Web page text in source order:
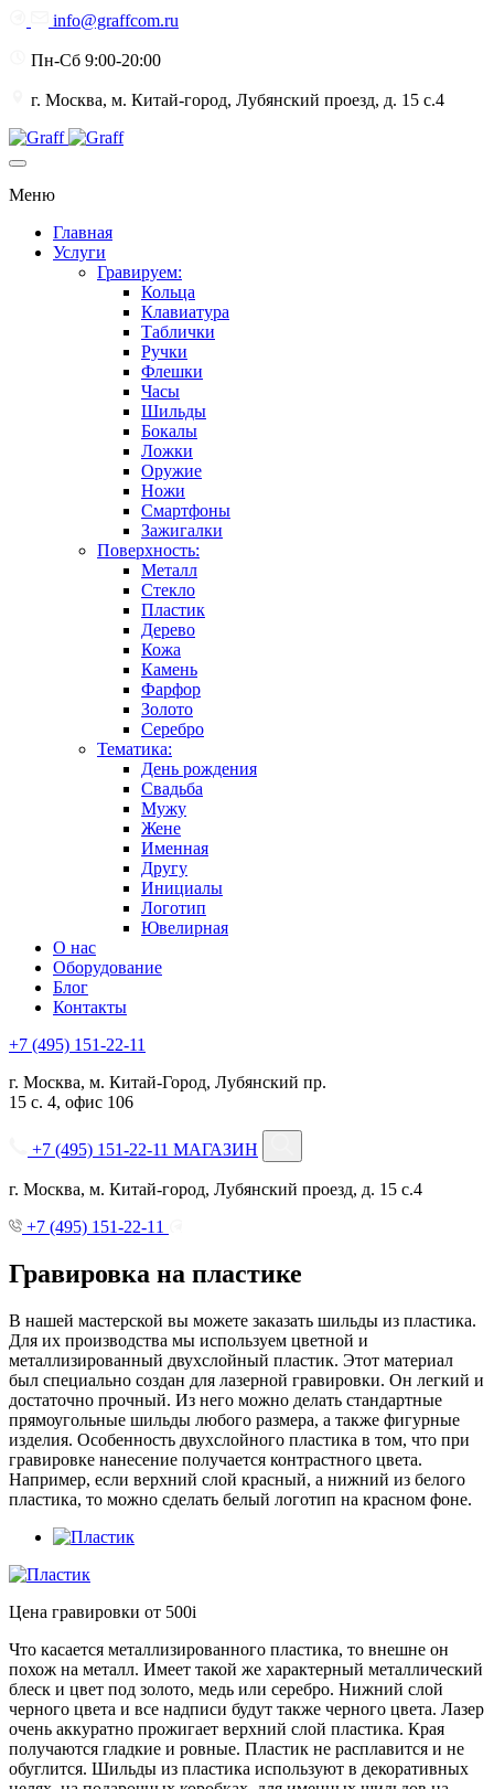
info@graffcom.ru
Пн-Сб 9:00-20:00
г. Москва, м. Китай-город, Лубянский проезд, д. 15 с.4
Меню
Главная
Услуги
Гравируем:
Кольца
Клавиатура
Таблички
Ручки
Флешки
Часы
Шильды
Бокалы
Ложки
Оружие
Ножи
Смартфоны
Зажигалки
Поверхность:
Металл
Стекло
Пластик
Дерево
Кожа
Камень
Фарфор
Золото
Серебро
Тематика:
День рождения
Свадьба
Мужу
Жене
Именная
Другу
Инициалы
Логотип
Ювелирная
О нас
Оборудование
Блог
Контакты
+7 (495) 151-22-11
г. Москва, м. Китай-Город, Лубянский пр.
15 с. 4, офис 106
+7 (495) 151-22-11 МАГАЗИН
г. Москва, м. Китай-город, Лубянский проезд, д. 15 с.4
+7 (495) 151-22-11
Гравировка на пластике
В нашей мастерской вы можете заказать шильды из пластика.
Для их производства мы используем цветной и
металлизированный двухслойный пластик. Этот материал
был специально создан для лазерной гравировки. Он легкий и
достаточно прочный. Из него можно делать стандартные
прямоугольные шильды любого размера, а также фигурные
изделия. Особенность двухслойного пластика в том, что при
гравировке нанесение получается контрастного цвета.
Например, если верхний слой красный, а нижний из белого
пластика, то можно сделать белый логотип на красном фоне.
Цена гравировки от 500i
Что касается металлизированного пластика, то внешне он
похож на металл. Имеет такой же характерный металлический
блеск и цвет под золото, медь или серебро. Нижний слой
черного цвета и все надписи будут также черного цвета. Лазер
очень аккуратно прожигает верхний слой пластика. Края
получаются гладкие и ровные. Пластик не расплавится и не
обуглится. Шильды из пластика используют в декоративных